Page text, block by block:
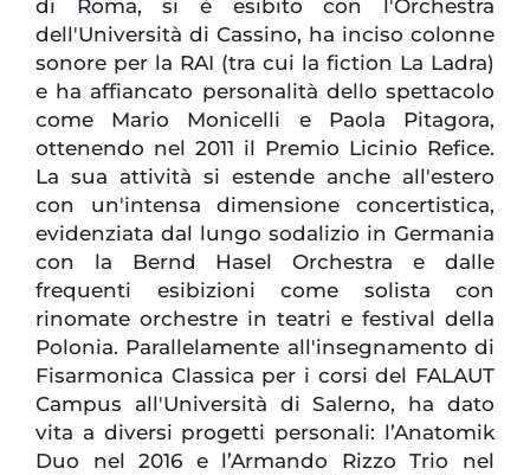
di Roma, si è esibito con l'Orchestra
dell'Università di Cassino, ha inciso colonne
sonore per la RAI (tra cui la fiction La Ladra)
e ha affiancato personalità dello spettacolo
come Mario Monicelli e Paola Pitagora,
ottenendo nel 2011 il Premio Licinio Refice.
La sua attività si estende anche all'estero
con un'intensa dimensione concertistica,
evidenziata dal lungo sodalizio in Germania
con la Bernd Hasel Orchestra e dalle
frequenti esibizioni come solista con
rinomate orchestre in teatri e festival della
Polonia. Parallelamente all'insegnamento di
Fisarmonica Classica per i corsi del FALAUT
Campus all'Università di Salerno, ha dato
vita a diversi progetti personali: l’Anatomik
Duo nel 2016 e l’Armando Rizzo Trio nel